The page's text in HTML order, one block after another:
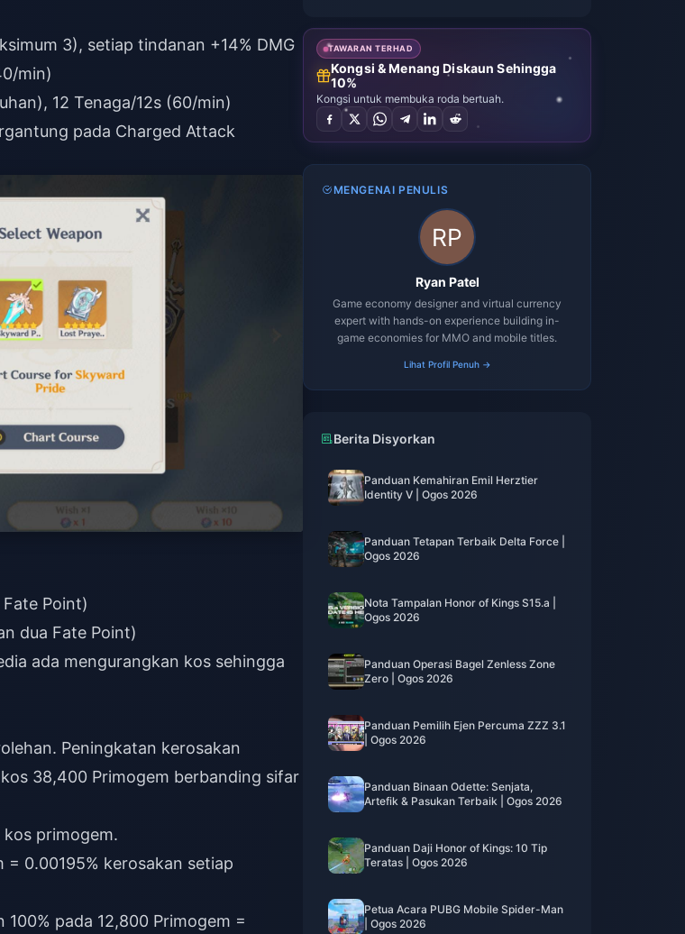
3), setiap tindanan +14% DMG
min)
12 Tenaga/12s (60/min)
pada Charged Attack
Point)
dua Fate Point)
ada mengurangkan kos sehingga
Peningkatan kerosakan
38,400 Primogem berbanding sifar
primogem.
= 0.00195% kerosakan setiap
pada 12,800 Primogem =
TAWARAN TERHAD
Kongsi & Menang Diskaun Sehingga
10%
Kongsi untuk membuka roda bertuah.
MENGENAI PENULIS
Ryan Patel
Game economy designer and virtual currency
expert with hands-on experience building in-
game economies for MMO and mobile titles.
Lihat Profil Penuh →
Berita Disyorkan
Panduan Kemahiran Emil Herztier
Identity V | Ogos 2026
Panduan Tetapan Terbaik Delta Force |
Ogos 2026
Nota Tampalan Honor of Kings S15.a |
Ogos 2026
Panduan Operasi Bagel Zenless Zone
Zero | Ogos 2026
Panduan Pemilih Ejen Percuma ZZZ 3.1
| Ogos 2026
Panduan Binaan Odette: Senjata,
Artefik & Pasukan Terbaik | Ogos 2026
Panduan Daji Honor of Kings: 10 Tip
Teratas | Ogos 2026
Petua Acara PUBG Mobile Spider-Man
| Ogos 2026